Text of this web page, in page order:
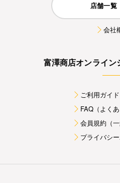
店舗一覧
会社
富澤商店オンライン
ご利用ガイド
FAQ（よく
会員規約（一
プライバシ